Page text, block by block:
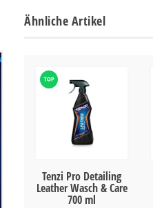
Ähnliche Artikel
Tenzi Pro Detailing
Leather Wasch & Care
700 ml